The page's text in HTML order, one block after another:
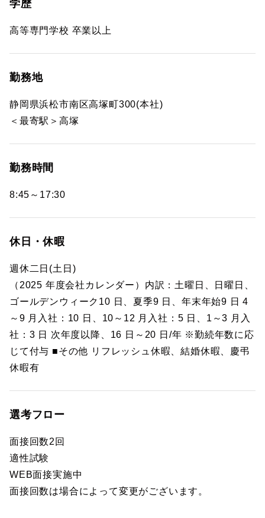
学歴
高等専門学校 卒業以上
勤務地
静岡県浜松市南区高塚町300(本社)
＜最寄駅＞高塚
勤務時間
8:45～17:30
休日・休暇
週休二日(土日)
（2025 年度会社カレンダー）内訳：土曜日、日曜日、
ゴールデンウィーク10 日、夏季9 日、年末年始9 日 4
～9 月入社：10 日、10～12 月入社：5 日、1～3 月入
社：3 日 次年度以降、16 日～20 日/年 ※勤続年数に応
じて付与 ■その他 リフレッシュ休暇、結婚休暇、慶弔
休暇有
選考フロー
面接回数2回
適性試験
WEB面接実施中
面接回数は場合によって変更がございます。